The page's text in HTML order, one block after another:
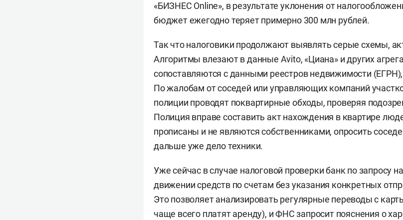
«БИЗНЕС Online», в результате уклонения от
бюджет ежегодно теряет примерно 300 млн рублей.
Так что налоговики продолжают выявлять серые схемы,
Алгоритмы влезают в данные Avito, «Циана» и других
сопоставляются с данными реестров недвижимости
По жалобам от соседей или управляющих компаний
полиции проводят поквартирные обходы, проверяя
Полиция вправе составить акт нахождения в квартире
прописаны и не являются собственниками, опросить
дальше уже дело техники.
Уже сейчас в случае налоговой проверки банк по запросу
движении средств по счетам без указания конкретных
Это позволяет анализировать регулярные переводы с
чаще всего платят аренду), и ФНС запросит пояснения о